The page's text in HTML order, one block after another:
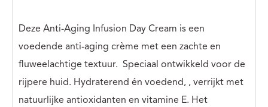
Deze Anti-Aging Infusion Day Cream is een
voedende anti-aging crème met een zachte en
fluweelachtige textuur. Speciaal ontwikkeld voor de
rijpere huid. Hydraterend én voedend, , verrijkt met
natuurlijke antioxidanten en vitamine E. Het